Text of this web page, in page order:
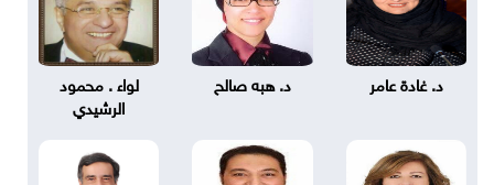
د. غادة عامر د. هبه صالح
لواء . محمود
الرشيدي